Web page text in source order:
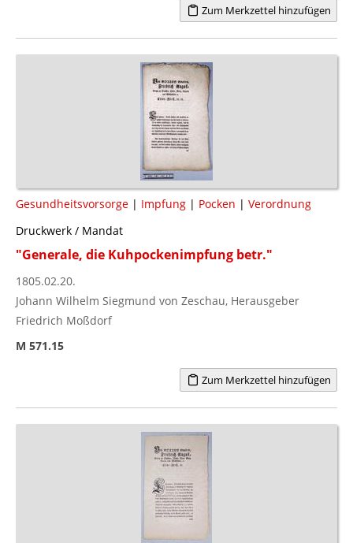
Zum Merkzettel hinzufügen
Gesundheitsvorsorge | Impfung | Pocken | Verordnung
Druckwerk / Mandat
"Generale, die Kuhpockenimpfung betr."
1805.02.20.
Johann Wilhelm Siegmund von Zeschau, Herausgeber
Friedrich Moßdorf
M 571.15
Zum Merkzettel hinzufügen